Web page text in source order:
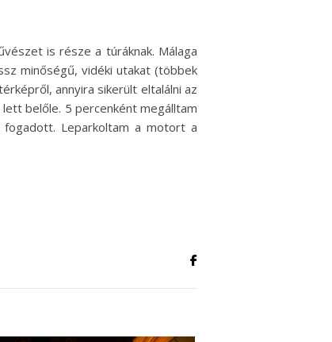
is része a túráknak. Málaga
minőségű, vidéki utakat (többek
annyira sikerült eltalálni az
belőle. 5 percenként megálltam
Leparkoltam a motort a